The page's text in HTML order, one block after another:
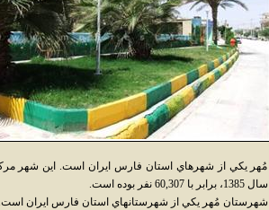
مُهر يکي از شهرهاي استان فارس ايران است. اين شهر
سال 1385، برابر با 60,307 نفر بوده است.
شهرستان مُهر يكي از شهرستانهاي استان فارس ايران